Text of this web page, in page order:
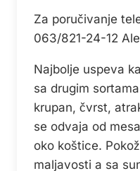
Za poručivanje
063/821-24-12
Najbolje uspeva
sa drugim
krupan, čvrst,
se odvaja od
oko koštice.
maljavosti a sa